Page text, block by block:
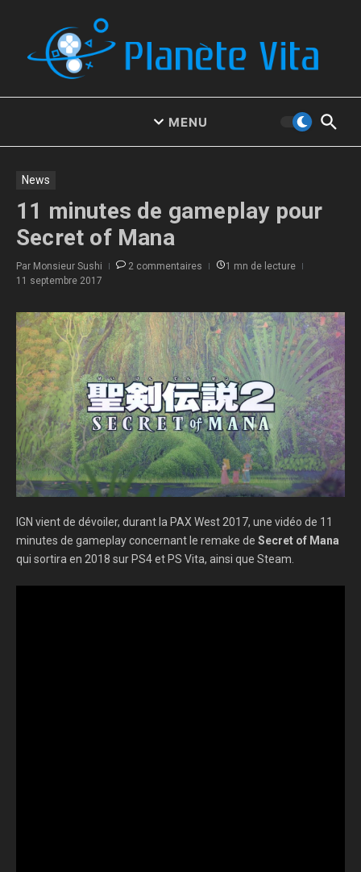
MENU
News
11 minutes de gameplay pour
Secret of Mana
Par Monsieur Sushi 2 commentaires
1 mn de lecture
11 septembre 2017
IGN vient de dévoiler, durant la PAX West 2017, une vidéo de 11
minutes de gameplay concernant le remake de Secret of Mana
qui sortira en 2018 sur PS4 et PS Vita, ainsi que Steam.